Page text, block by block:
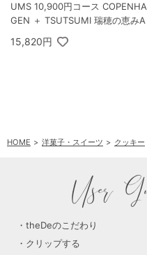
UMS 10,900円コース COPENHA
GEN ＋ TSUTSUMI 瑞穂の恵みA
15,820円
HOME 洋菓子・スイーツ クッキー
User
theDeのこだわり
クリップする